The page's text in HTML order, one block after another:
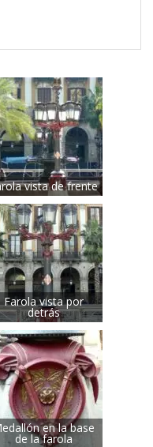
vista de frente
Farola vista por
detrás
en la base
de la farola